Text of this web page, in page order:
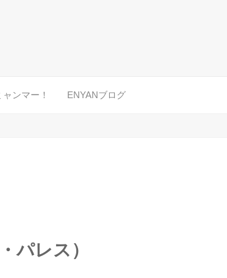
ャンマー！ ENYANブログ
パレス）